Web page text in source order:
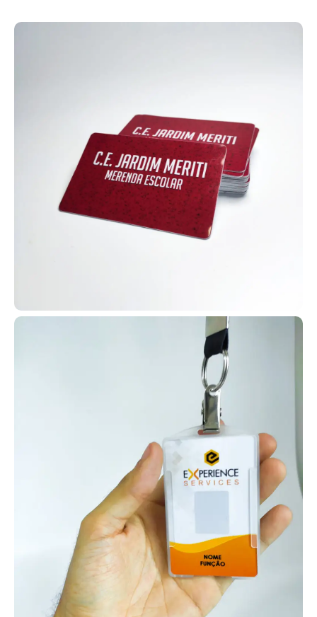
Impressão em alto padrão com qualidade
diferenciada
Sem quantidade mínima - peça quantas quiser
Criação de design grátis a partir de 10 unid
Peça já sua amostra física!
Refabricação Garantida em caso de erro. (**)
Distribuidor de Cartões PVC em Foz do Iguaçu | Frete
Grátis | Peça Jácom varios tipos!
Iguaçu – PR? Você está no lugar
certo! A AlternativaCard fabrica
carteirinhas para membros com
dados personalizados como
nome, foto, endereço, filiação e
demais informações que você
Temos uma ampla gama de modelos disponíveis para
carteirinhas, permitindo que você selecione aquele que melhor
combina com o estilo e necessidade da sua igreja, garantindo
personalização completa.
Com isso, você pode aumentar a fidelização da membresia e usar
as carteirinhas em várias atividades, como missões em hospitais,
casas de apoio, ações sociais e trabalhos missionários no
Cartão em PVC personalizado